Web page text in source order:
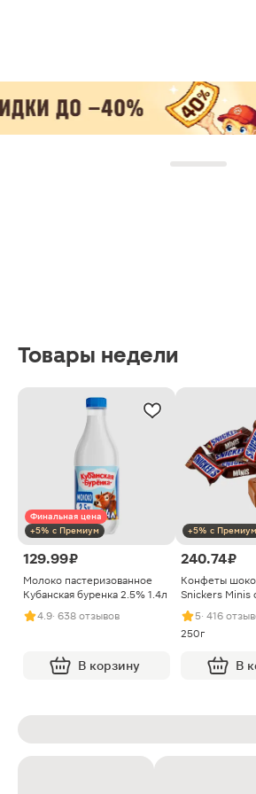
Товары недели
Финальная цена
+5% с Премиум
129.99 ₽
Молоко пастеризованное
Кубанская буренка 2.5% 1.4л
4.9· 638 отзывов
В корзину
+5% с Премиум
240.74 ₽
Конфеты
Snickers Minis
арахисом и
5· 416
250г
В